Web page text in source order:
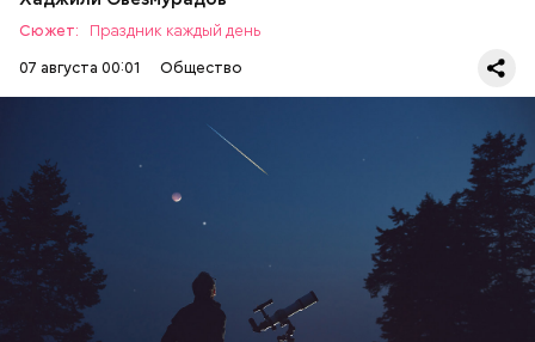
Сюжет:
Праздник каждый день
07 августа 00:01
Общество
День собирания звезд учрежден в честь
метеорного потока Персеиды, который ежегодно
можно наблюдать в августе. Все любители
смотреть на звездопад 7 августа выезжают за
город — в местность, где нет светового
загрязнения и где можно невооруженным глазом
наблюдать за падающими звездами.
ЕДА ПРАЗДНИКИ
СЛАДОСТИ
— Кабачки, порезанные кубиками, нужно легко
обжарить на сковороде. К ним добавляются зелень
петрушки, чеснок, соль и оливковое масло.
Получается очень вкусно, — поделился рецептом
Копылов.
с сахарным диабетом;
подчеркнула доктор.